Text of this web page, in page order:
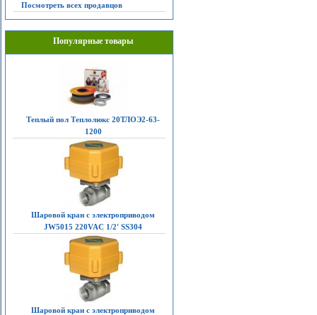
Посмотреть всех продавцов
Популярные товары
Теплый пол Теплолюкс 20ТЛОЭ2-63-
1200
Шаровой кран с электроприводом
JW5015 220VAC 1/2' SS304
Шаровой кран с электроприводом